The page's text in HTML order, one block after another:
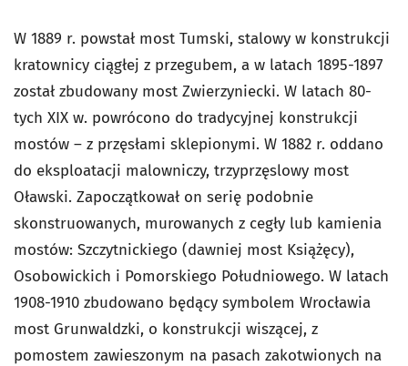
W 1889 r. powstał most Tumski, stalowy w konstrukcji
kratownicy ciągłej z przegubem, a w latach 1895-1897
został zbudowany most Zwierzyniecki. W latach 80-
tych XIX w. powrócono do tradycyjnej konstrukcji
mostów – z przęsłami sklepionymi. W 1882 r. oddano
do eksploatacji malowniczy, trzyprzęslowy most
Oławski. Zapoczątkował on serię podobnie
skonstruowanych, murowanych z cegły lub kamienia
mostów: Szczytnickiego (dawniej most Książęcy),
Osobowickich i Pomorskiego Południowego. W latach
1908-1910 zbudowano będący symbolem Wrocławia
most Grunwaldzki, o konstrukcji wiszącej, z
pomostem zawieszonym na pasach zakotwionych na